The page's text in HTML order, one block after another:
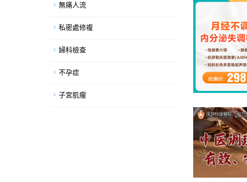
無痛人流
私密處修複
婦科檢查
不孕症
子宮肌瘤